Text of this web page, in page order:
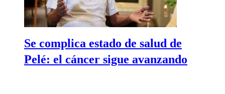
Se complica estado de salud de
Pelé: el cáncer sigue avanzando